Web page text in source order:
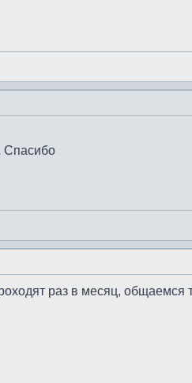
Спасибо
раз в месяц, общаемся